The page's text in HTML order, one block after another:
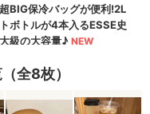
全8枚）